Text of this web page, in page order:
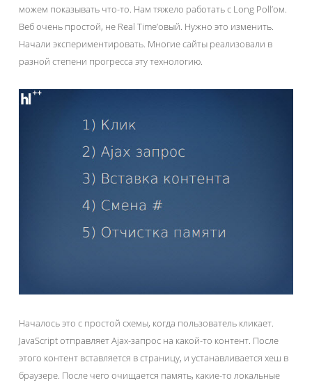
можем показывать что-то. Нам тяжело работать с Long Poll’ом.
Веб очень простой, не Real Time’овый. Нужно это изменить.
Начали экспериментировать. Многие сайты реализовали в
разной степени прогресса эту технологию.
Началось это с простой схемы, когда пользователь кликает.
JavaScript отправляет Ajax-запрос на какой-то контент. После
этого контент вставляется в страницу, и устанавливается хеш в
браузере. После чего очищается память, какие-то локальные